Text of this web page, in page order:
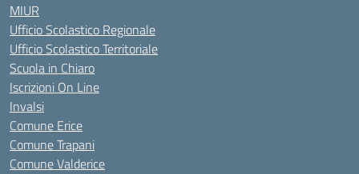
MIUR
Ufficio Scolastico Regionale
Ufficio Scolastico Territoriale
Scuola in Chiaro
Iscrizioni On Line
Invalsi
Comune Erice
Comune Trapani
Comune Valderice